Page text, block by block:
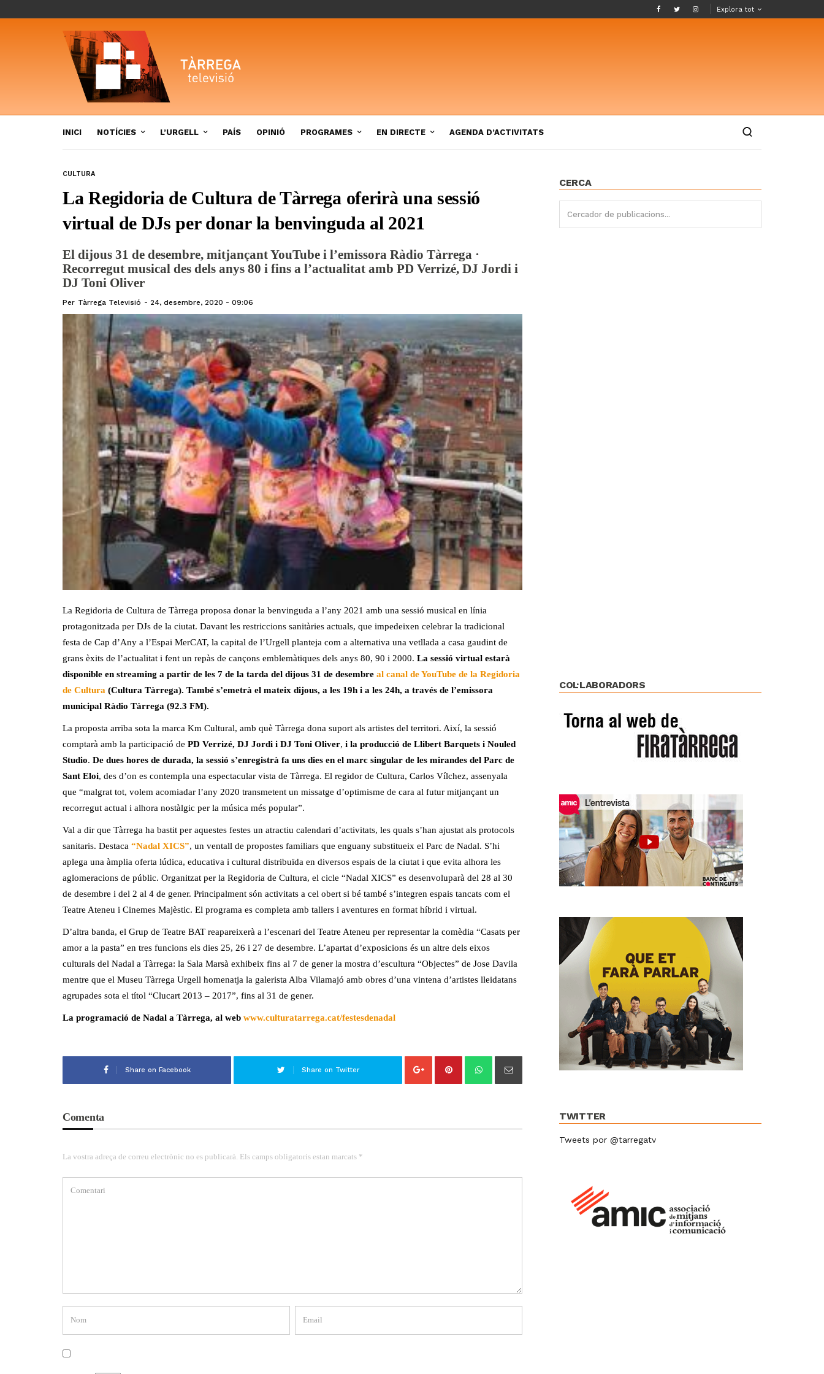
Explora tot
INICI NOTÍCIES L’URGELL PAÍS OPINIÓ PROGRAMES EN DIRECTE AGENDA D’ACTIVITATS
CULTURA
La Regidoria de Cultura de Tàrrega oferirà una sessió
virtual de DJs per donar la benvinguda al 2021
El dijous 31 de desembre, mitjançant YouTube i l’emissora Ràdio Tàrrega ·
Recorregut musical des dels anys 80 i fins a l’actualitat amb PD Verrizé, DJ Jordi i
DJ Toni Oliver
Per Tàrrega Televisió 24, desembre, 2020 - 09:06
La Regidoria de Cultura de Tàrrega proposa donar la benvinguda a l’any 2021 amb una sessió musical en línia
protagonitzada per DJs de la ciutat. Davant les restriccions sanitàries actuals, que impedeixen celebrar la tradicional
festa de Cap d’Any a l’Espai MerCAT, la capital de l’Urgell planteja com a alternativa una vetllada a casa gaudint de
grans èxits de l’actualitat i fent un repàs de cançons emblemàtiques dels anys 80, 90 i 2000. La sessió virtual estarà
disponible en streaming a partir de les 7 de la tarda del dijous 31 de desembre al canal de YouTube de la Regidoria
de Cultura (Cultura Tàrrega). També s’emetrà el mateix dijous, a les 19h i a les 24h, a través de l’emissora
municipal Ràdio Tàrrega (92.3 FM).
La proposta arriba sota la marca Km Cultural, amb què Tàrrega dona suport als artistes del territori. Així, la sessió
comptarà amb la participació de PD Verrizé, DJ Jordi i DJ Toni Oliver, i la producció de Llibert Barquets i Nouled
Studio. De dues hores de durada, la sessió s’enregistrà fa uns dies en el marc singular de les mirandes del Parc de
Sant Eloi, des d’on es contempla una espectacular vista de Tàrrega. El regidor de Cultura, Carlos Vílchez, assenyala
que “malgrat tot, volem acomiadar l’any 2020 transmetent un missatge d’optimisme de cara al futur mitjançant un
recorregut actual i alhora nostàlgic per la música més popular”.
Val a dir que Tàrrega ha bastit per aquestes festes un atractiu calendari d’activitats, les quals s’han ajustat als protocols
sanitaris. Destaca “Nadal XICS”, un ventall de propostes familiars que enguany substitueix el Parc de Nadal. S’hi
aplega una àmplia oferta lúdica, educativa i cultural distribuïda en diversos espais de la ciutat i que evita alhora les
aglomeracions de públic. Organitzat per la Regidoria de Cultura, el cicle “Nadal XICS” es desenvoluparà del 28 al 30
de desembre i del 2 al 4 de gener. Principalment són activitats a cel obert si bé també s’integren espais tancats com el
Teatre Ateneu i Cinemes Majèstic. El programa es completa amb tallers i aventures en format híbrid i virtual.
D’altra banda, el Grup de Teatre BAT reapareixerà a l’escenari del Teatre Ateneu per representar la comèdia “Casats per
amor a la pasta” en tres funcions els dies 25, 26 i 27 de desembre. L’apartat d’exposicions és un altre dels eixos
culturals del Nadal a Tàrrega: la Sala Marsà exhibeix fins al 7 de gener la mostra d’escultura “Objectes” de Jose Davila
mentre que el Museu Tàrrega Urgell homenatja la galerista Alba Vilamajó amb obres d’una vintena d’artistes lleidatans
agrupades sota el títol “Clucart 2013 – 2017”, fins al 31 de gener.
La programació de Nadal a Tàrrega, al web www.culturatarrega.cat/festesdenadal
Share on Facebook Share on Twitter
Comenta
La vostra adreça de correu electrònic no es publicarà. Els camps obligatoris estan marcats *
CERCA
COL·LABORADORS
TWITTER
Tweets por @tarregatv